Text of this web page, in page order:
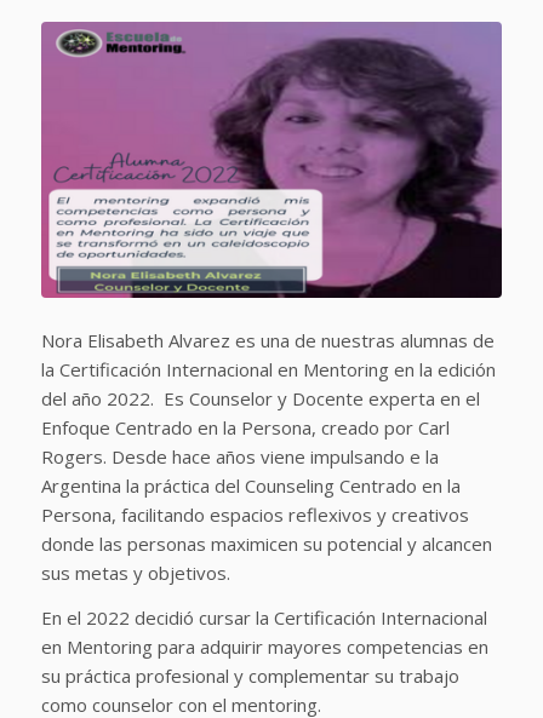
Nora Elisabeth Alvarez es una de nuestras alumnas de
la Certificación Internacional en Mentoring en la edición
del año 2022. Es Counselor y Docente experta en el
Enfoque Centrado en la Persona, creado por Carl
Rogers. Desde hace años viene impulsando e la
Argentina la práctica del Counseling Centrado en la
Persona, facilitando espacios reflexivos y creativos
donde las personas maximicen su potencial y alcancen
sus metas y objetivos.
En el 2022 decidió cursar la Certificación Internacional
en Mentoring para adquirir mayores competencias en
su práctica profesional y complementar su trabajo
como counselor con el mentoring.